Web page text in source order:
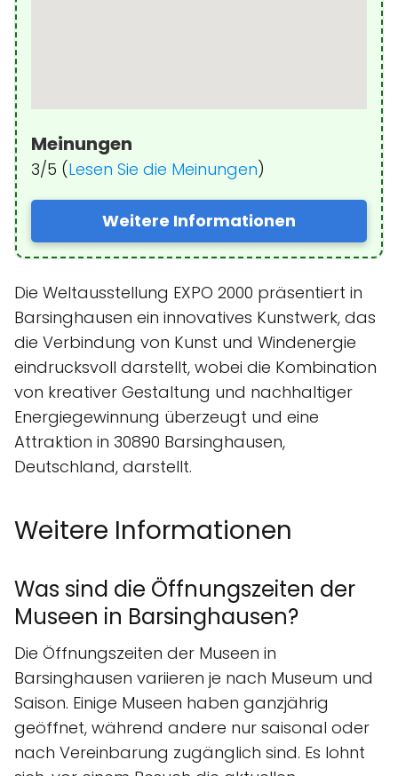
Meinungen
3/5 (Lesen Sie die Meinungen)
Weitere Informationen
Die Weltausstellung EXPO 2000 präsentiert in
Barsinghausen ein innovatives Kunstwerk, das
die Verbindung von Kunst und Windenergie
eindrucksvoll darstellt, wobei die Kombination
von kreativer Gestaltung und nachhaltiger
Energiegewinnung überzeugt und eine
Attraktion in 30890 Barsinghausen,
Deutschland, darstellt.
Weitere Informationen
Was sind die Öffnungszeiten der
Museen in Barsinghausen?
Die Öffnungszeiten der Museen in
Barsinghausen variieren je nach Museum und
Saison. Einige Museen haben ganzjährig
geöffnet, während andere nur saisonal oder
nach Vereinbarung zugänglich sind. Es lohnt